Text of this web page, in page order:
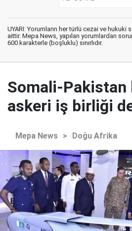
UYARI: Yorumların her türlü cezai ve
aittir. Mepa News, yapılan yorumlardan
600 karakterle (boşluklu) sınırlıdır.
Somali-Pakistan
askeri iş birliği
Mepa News > Doğu Afrika